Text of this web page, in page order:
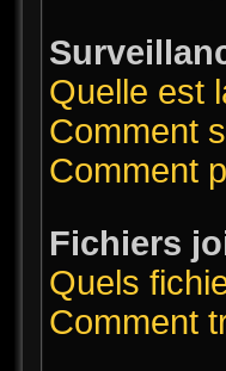
Quelle est
Comment
Comment
Fichiers
Quels
Comment